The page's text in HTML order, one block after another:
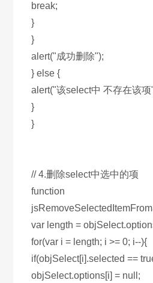
break;
}
}
alert("成功删除");
} else {
alert("该select中 不存在该项
}
}
// 4.删除select中选中的项
function
var length =
for(var i = length; i >= 0; i--){
if(objSelect[i].selected ==
objSelect.options[i] = null;